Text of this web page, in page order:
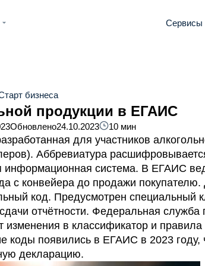
Сервисы
бизнеса
продукции в ЕГАИС
Обновлено24.10.2023 10 мин
для участников
Аббревиатура
информационная система. В ЕГАИС
с конвейера до продажи покупателю.
код. Предусмотрен специальный
отчётности. Федеральная
изменения в классификатор и
коды появились в ЕГАИС в 2023
декларацию.